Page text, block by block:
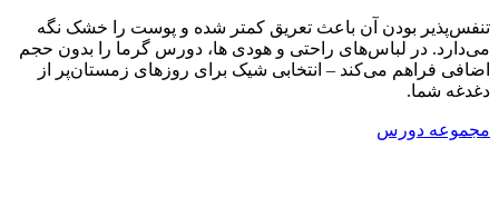
تنفس‌پذیر بودن آن باعث تعریق کمتر شده و پوست را خشک نگه
می‌دارد. در لباس‌های راحتی و هودی ها، دورس گرما را بدون حجم
اضافی فراهم می‌کند – انتخابی شیک برای روزهای زمستان‌پر از
دغدغه شما.
مجموعه دورس